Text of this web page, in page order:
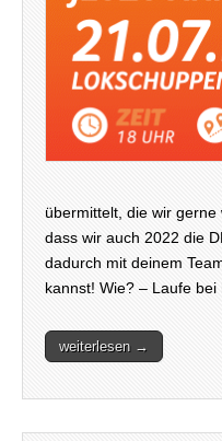
übermittelt, die wir gerne
dass wir auch 2022 die
dadurch mit deinem
kannst! Wie? – Laufe bei
weiterlesen →